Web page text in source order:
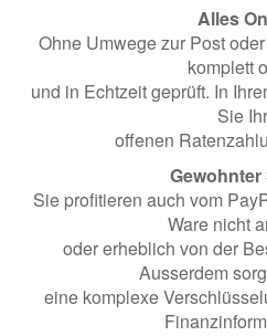
Alles
Ohne Umwege zur Post
komplett
und in Echtzeit geprüft. In
Sie
offenen
Sie profitieren auch vom
Ware nicht
oder erheblich von der
Ausserdem
eine komplexe